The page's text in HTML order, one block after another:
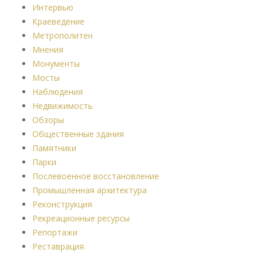
Интервью
Краеведение
Метрополитен
Мнения
Монументы
Мосты
Наблюдения
Недвижимость
Обзоры
Общественные здания
Памятники
Парки
Послевоенное восстановление
Промышленная архитектура
Реконструкция
Рекреационные ресурсы
Репортажи
Реставрация